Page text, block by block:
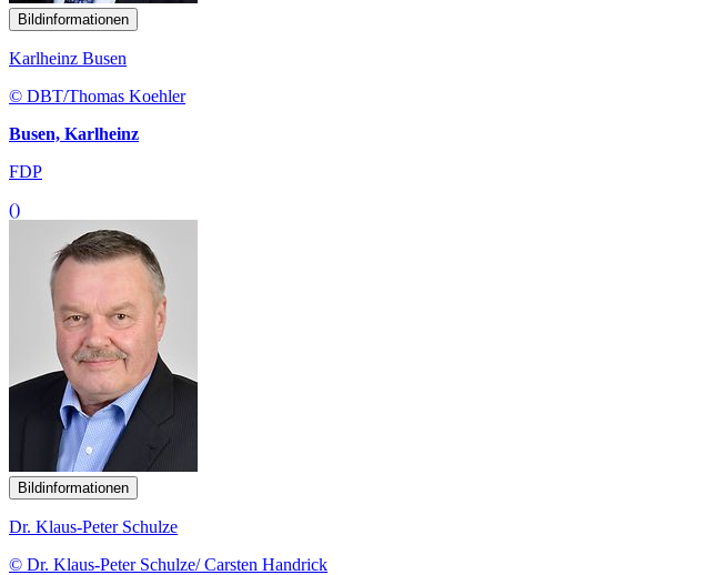
Bildinformationen
Karlheinz Busen
© DBT/Thomas Koehler
Busen, Karlheinz
FDP
()
Bildinformationen
Dr. Klaus-Peter Schulze
© Dr. Klaus-Peter Schulze/ Carsten Handrick